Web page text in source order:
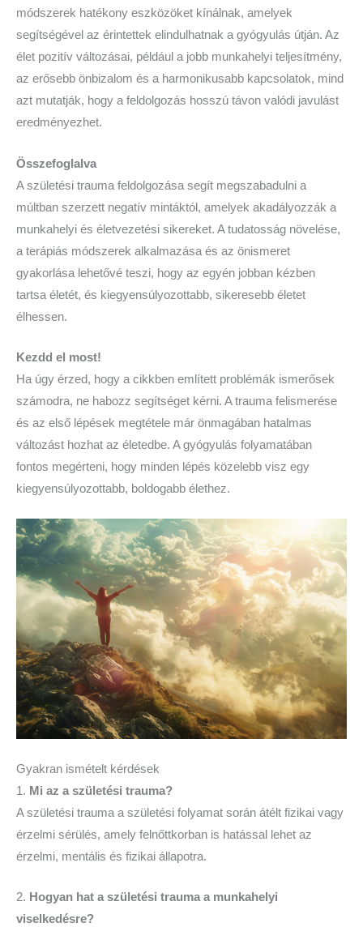
módszerek hatékony eszközöket kínálnak, amelyek
segítségével az érintettek elindulhatnak a gyógyulás útján. Az
élet pozitív változásai, például a jobb munkahelyi teljesítmény,
az erősebb önbizalom és a harmonikusabb kapcsolatok, mind
azt mutatják, hogy a feldolgozás hosszú távon valódi javulást
eredményezhet.
Összefoglalva
A születési trauma feldolgozása segít megszabadulni a
múltban szerzett negatív mintáktól, amelyek akadályozzák a
munkahelyi és életvezetési sikereket. A tudatosság növelése,
a terápiás módszerek alkalmazása és az önismeret
gyakorlása lehetővé teszi, hogy az egyén jobban kézben
tartsa életét, és kiegyensúlyozottabb, sikeresebb életet
élhessen.
Kezdd el most!
Ha úgy érzed, hogy a cikkben említett problémák ismerősek
számodra, ne habozz segítséget kérni. A trauma felismerése
és az első lépések megtétele már önmagában hatalmas
változást hozhat az életedbe. A gyógyulás folyamatában
fontos megérteni, hogy minden lépés közelebb visz egy
kiegyensúlyozottabb, boldogabb élethez.
Gyakran ismételt kérdések
1. Mi az a születési trauma?
A születési trauma a születési folyamat során átélt fizikai vagy
érzelmi sérülés, amely felnőttkorban is hatással lehet az
érzelmi, mentális és fizikai állapotra.
2. Hogyan hat a születési trauma a munkahelyi
viselkedésre?